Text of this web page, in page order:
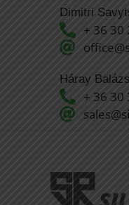
Dimitri
+ 36 30
Háray
+ 36 30